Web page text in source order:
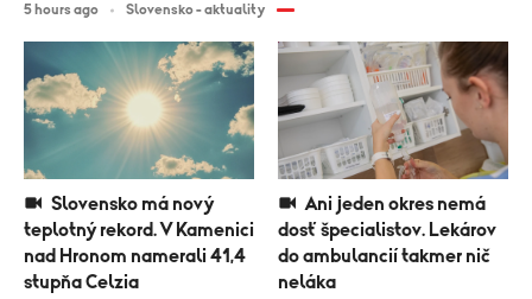
5 hours ago Slovensko - aktuality
teplotný rekord. V Kamenici
nad Hronom namerali 41,4
stupňa Celzia
dosť špecialistov. Lekárov
do ambulancií takmer nič
neláka